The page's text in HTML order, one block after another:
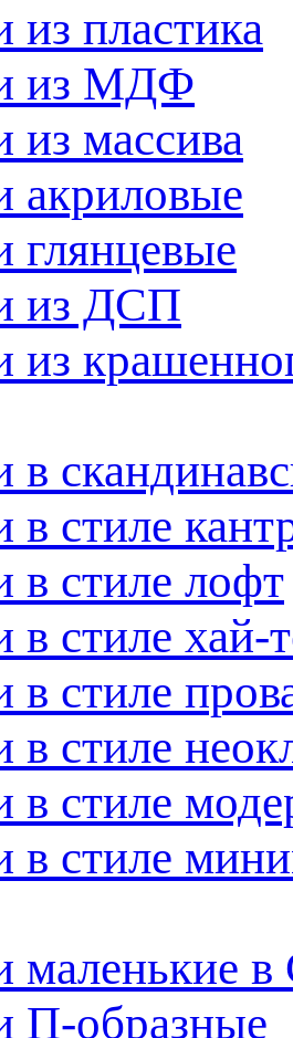
из пластика
из МДФ
из массива
акриловые
глянцевые
из ДСП
из
в
в стиле
в стиле лофт
в стиле хай-
в стиле
в стиле
в стиле
в стиле
маленькие в
П-образные